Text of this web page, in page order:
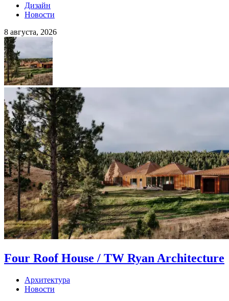
Дизайн
Новости
8 августа, 2026
Four Roof House / TW Ryan Architecture
Архитектура
Новости